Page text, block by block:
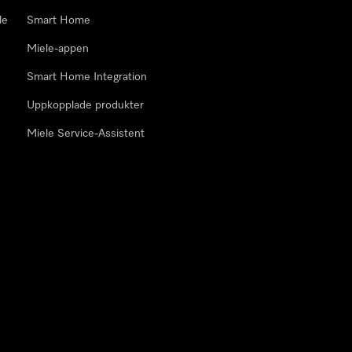
Smart Home
Miele-appen
Smart Home Integration
Uppkopplade produkter
Miele Service-Assistent